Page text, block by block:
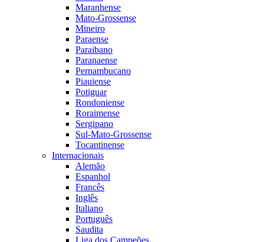
Maranhense
Mato-Grossense
Mineiro
Paraense
Paraibano
Paranaense
Pernambucano
Piauiense
Potiguar
Rondoniense
Roraimense
Sergipano
Sul-Mato-Grossense
Tocantinense
Internacionais
Alemão
Espanhol
Francês
Inglês
Italiano
Português
Saudita
Liga dos Campeões